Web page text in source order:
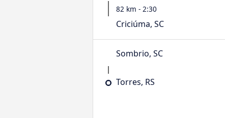
82 km - 2:30
Criciúma, SC
Sombrio, SC
Torres, RS